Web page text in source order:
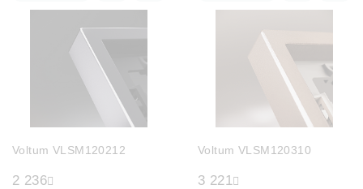
Voltum VLSM120212
2 236
Voltum VLSM120310
3 221